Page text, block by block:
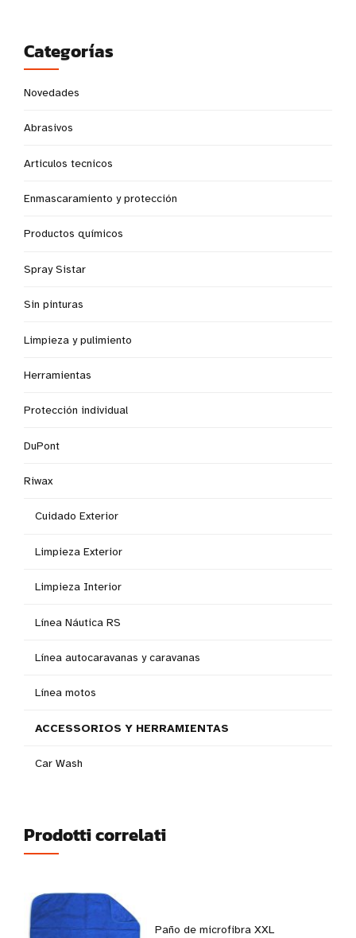
Categorías
Novedades
Abrasivos
Articulos tecnicos
Enmascaramiento y protección
Productos químicos
Spray Sistar
Sin pinturas
Limpieza y pulimiento
Herramientas
Protección individual
DuPont
Riwax
Cuidado Exterior
Limpieza Exterior
Limpieza Interior
Línea Náutica RS
Línea autocaravanas y caravanas
Línea motos
ACCESSORIOS Y HERRAMIENTAS
Car Wash
Prodotti correlati
Paño de microfibra XXL